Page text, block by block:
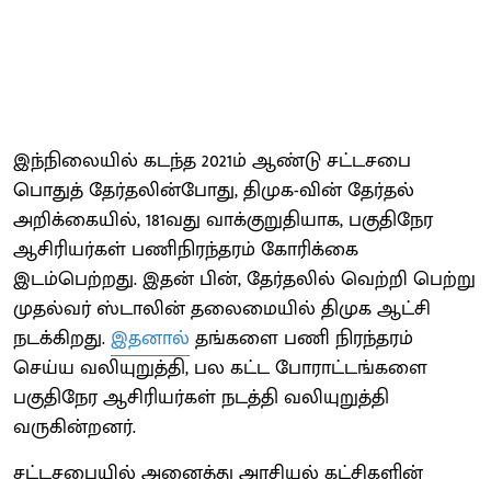
இந்நிலையில் கடந்த 2021ம் ஆண்டு சட்டசபை
பொதுத் தேர்தலின்போது, திமுக-வின் தேர்தல்
அறிக்கையில், 181வது வாக்குறுதியாக, பகுதிநேர
ஆசிரியர்கள் பணிநிரந்தரம் கோரிக்கை
இடம்பெற்றது. இதன் பின், தேர்தலில் வெற்றி பெற்று
முதல்வர் ஸ்டாலின் தலைமையில் திமுக ஆட்சி
நடக்கிறது.இதனால் தங்களை பணி நிரந்தரம்
செய்ய வலியுறுத்தி, பல கட்ட போராட்டங்களை
பகுதிநேர ஆசிரியர்கள் நடத்தி வலியுறுத்தி
வருகின்றனர்.